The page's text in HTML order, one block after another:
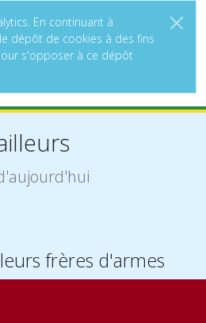
En continuant à
dépôt de cookies à des fins
s'opposer à ce dépôt
frères d'armes